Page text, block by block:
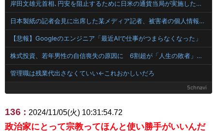
岸田文雄元首相､円安を阻止するために日米の通貨当局が実施した為替介入は｢一時しのぎに過ぎない｣との認識を示す
日本製紙の記者会見に出席した某メディア記者、被害者の個人情報を執拗に聞き出そうとしてしまい……
【悲報】Googleのエンジニア「最近AIで仕事がつまらなくなった」
株式投資、若年男性の自信喪失の原因に 6割超が「人生の敗者」自認
管理職は残業代出さなくていい←これおかしいだろ
5chnavi
136 : 2024/11/05(火) 10:31:54.72
政治家にとって宗教ってほんと使い勝手がいいんだ